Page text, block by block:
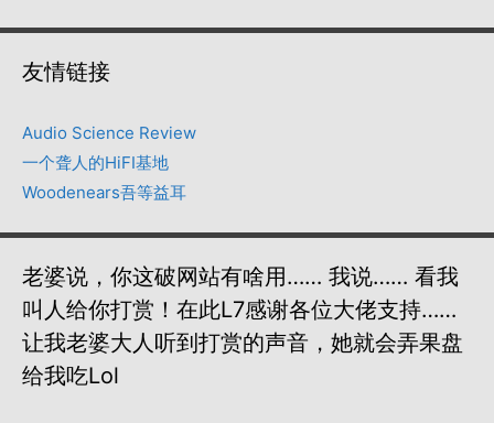
友情链接
Audio Science Review
一个聋人的HiFI基地
Woodenears吾等益耳
老婆说，你这破网站有啥用…… 我说…… 看我
叫人给你打赏！在此L7感谢各位大佬支持……
让我老婆大人听到打赏的声音，她就会弄果盘
给我吃lol